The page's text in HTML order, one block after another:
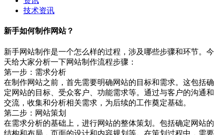
技术资讯
新手如何制作网站？
新手网站制作是一个怎么样的过程，涉及哪些步骤和环节。今
天给大家分析一下网站制作流程步骤：
第一步：需求分析
在制作网站之前，首先需要明确网站的目标和需求。这包括确
定网站的目标、受众客户、功能需求等。通过与客户的沟通和
交流，收集和分析相关需求，为后续的工作奠定基础。
第二步：网站策划
在需求分析的基础上，进行网站的整体策划。包括确定网站的
结构和布局，页面的设计和内容规划等。在策划过程中，需要